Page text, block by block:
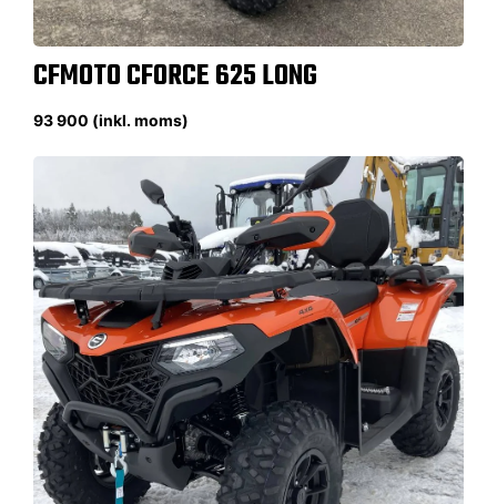
CFMOTO CFORCE 625 LONG
93 900 (inkl. moms)